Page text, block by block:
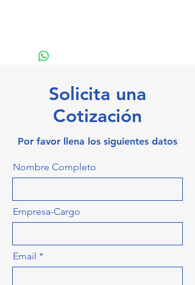
Solicita una
Cotización
Por favor llena los siguientes datos
Nombre Completo
Empresa-Cargo
Email